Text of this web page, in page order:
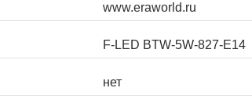
www.eraworld.ru
F-LED BTW-5W-827-E14
нет